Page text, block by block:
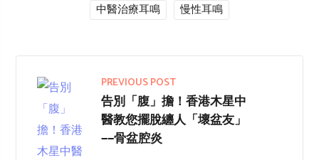
中醫治療耳鳴 慢性耳鳴
PREVIOUS POST
告別「腹」擔！香港木星中
醫教您擺脫纏人「壞盆友」
——骨盆腔炎